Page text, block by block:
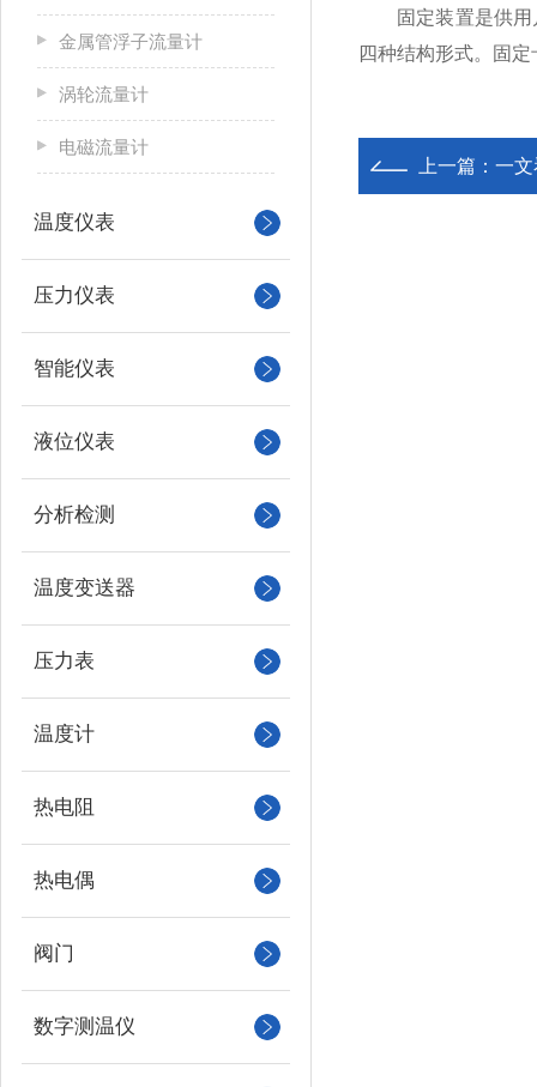
金属管浮子流量计
涡轮流量计
电磁流量计
温度仪表
压力仪表
智能仪表
液位仪表
分析检测
温度变送器
压力表
温度计
热电阻
热电偶
阀门
数字测温仪
固定装置是供用
四种结构形式。固
上一篇： 一